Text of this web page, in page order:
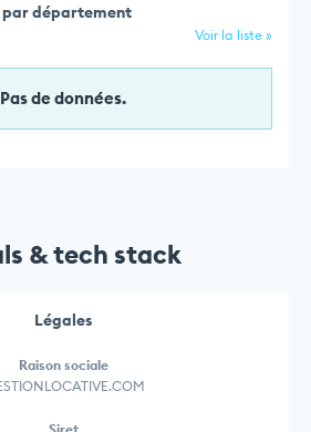
par département
Voir la liste »
Pas de données.
& tech stack
Légales
Raison sociale